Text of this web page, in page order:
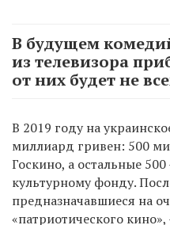
В будущем
из телевизора
от них будет не
В 2019 году на
миллиард гривен: 500
Госкино, а остальные
культурному фонду.
предназначавшиеся на
«патриотического кино»,